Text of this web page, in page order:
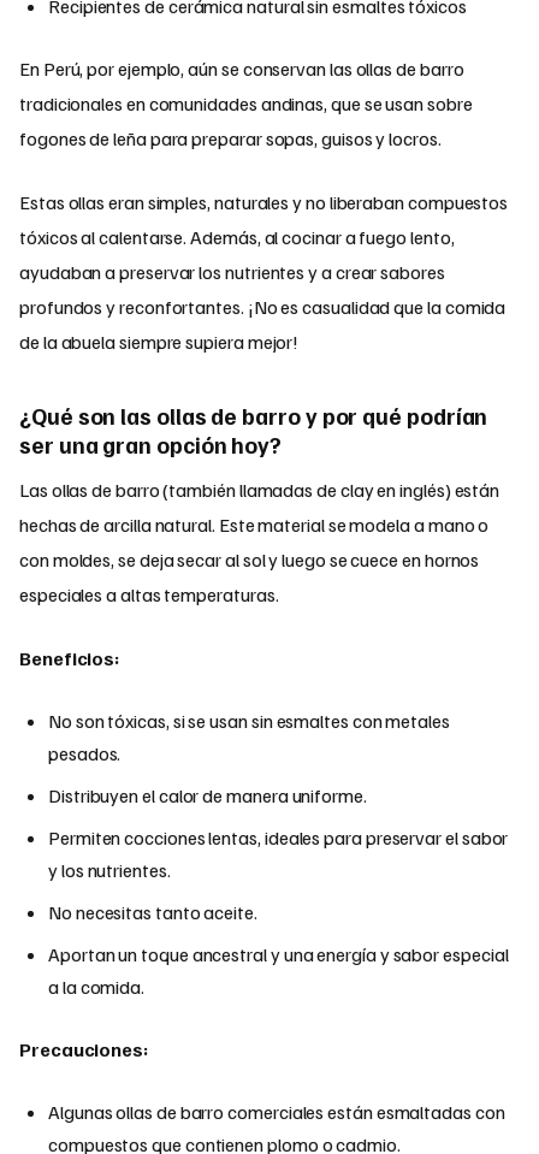
Recipientes de cerámica natural sin esmaltes tóxicos
En Perú, por ejemplo, aún se conservan las ollas de barro
tradicionales en comunidades andinas, que se usan sobre
fogones de leña para preparar sopas, guisos y locros.
Estas ollas eran simples, naturales y no liberaban compuestos
tóxicos al calentarse. Además, al cocinar a fuego lento,
ayudaban a preservar los nutrientes y a crear sabores
profundos y reconfortantes. ¡No es casualidad que la comida
de la abuela siempre supiera mejor!
¿Qué son las ollas de barro y por qué podrían
ser una gran opción hoy?
Las ollas de barro (también llamadas de clay en inglés) están
hechas de arcilla natural. Este material se modela a mano o
con moldes, se deja secar al sol y luego se cuece en hornos
especiales a altas temperaturas.
Beneficios:
No son tóxicas, si se usan sin esmaltes con metales
pesados.
Distribuyen el calor de manera uniforme.
Permiten cocciones lentas, ideales para preservar el sabor
y los nutrientes.
No necesitas tanto aceite.
Aportan un toque ancestral y una energía y sabor especial
a la comida.
Precauciones:
Algunas ollas de barro comerciales están esmaltadas con
compuestos que contienen plomo o cadmio.